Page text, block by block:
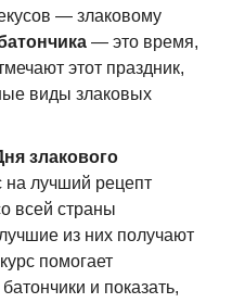
— злаковому
— это время,
этот праздник,
виды злаковых
злакового
на лучший рецепт
всей страны
из них получают
помогает
и показать,